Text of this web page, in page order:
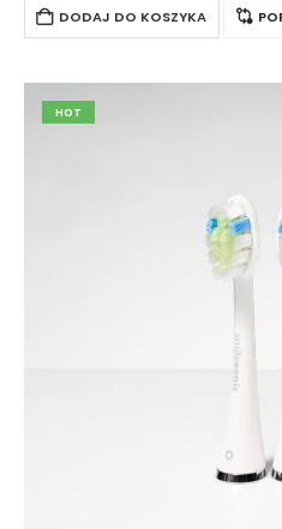
Wyposażone są w…
DODAJ DO KOSZYKA
HOT